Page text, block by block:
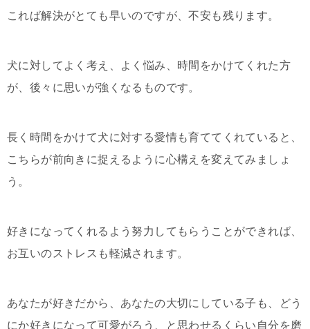
これば解決がとても早いのですが、不安も残ります。
犬に対してよく考え、よく悩み、時間をかけてくれた方
が、後々に思いが強くなるものです。
長く時間をかけて犬に対する愛情も育ててくれていると、
こちらが前向きに捉えるように心構えを変えてみましょ
う。
好きになってくれるよう努力してもらうことができれば、
お互いのストレスも軽減されます。
あなたが好きだから、あなたの大切にしている子も、どう
にか好きになって可愛がろう、と思わせるくらい自分を磨